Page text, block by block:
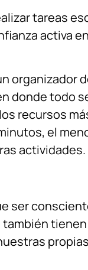
tareas
activa
organizador
donde todo
recursos
el
actividades.
ser